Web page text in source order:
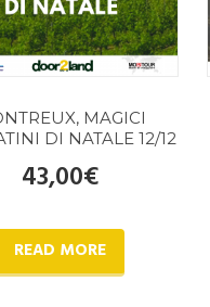
MAGICI
DI NATALE 12/12
43,00€
READ MORE